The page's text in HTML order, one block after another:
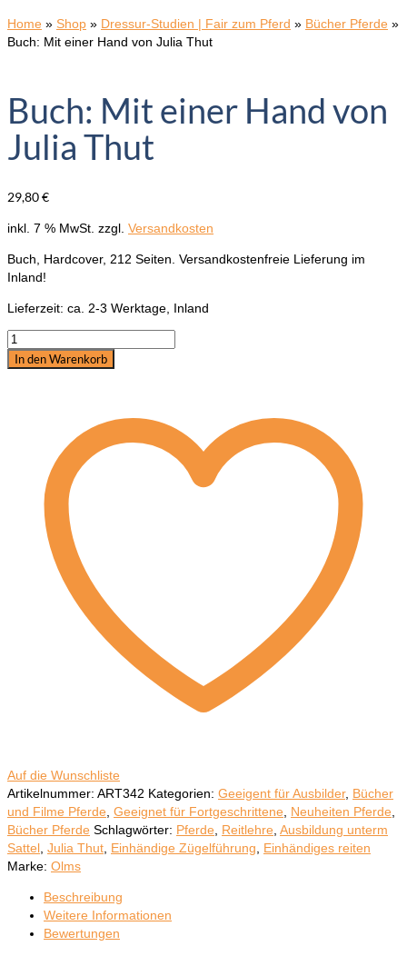
Home » Shop » Dressur-Studien | Fair zum Pferd » Bücher Pferde »
Buch: Mit einer Hand von Julia Thut
Buch: Mit einer Hand von
Julia Thut
29,80€
inkl. 7 % MwSt. zzgl. Versandkosten
Buch, Hardcover, 212 Seiten. Versandkostenfreie Lieferung im
Inland!
Lieferzeit: ca. 2-3 Werktage, Inland
Buch:
Mit
einer
In den Warenkorb
Auf die Wunschliste
Artikelnummer: ART342 Kategorien: Geeigent für Ausbilder, Bücher
und Filme Pferde Geeignet für Fortgeschrittene Neuheiten Pferde
Bücher Pferde Schlagwörter: Pferde Reitlehre Ausbildung unterm
Sattel Julia Thut Einhändige Zügelführung
Einhändiges reiten
Marke: Olms
Beschreibung
Weitere Informationen
Bewertungen